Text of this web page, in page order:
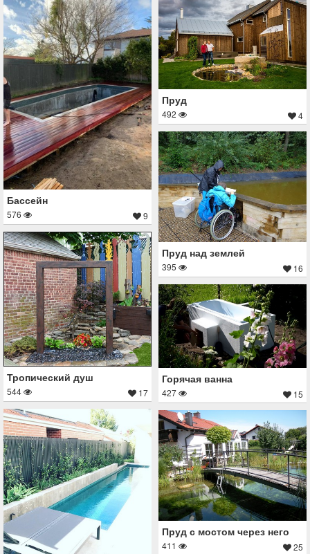
Бассейн
576 9
Пруд
492 4
Пруд над землей
395 16
Тропический душ
544 17
Горячая ванна
427 15
Пруд с мостом через него
411 25